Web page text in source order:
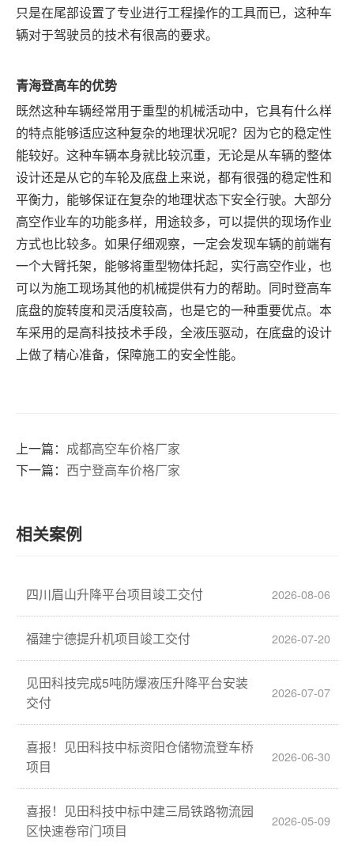
只是在尾部设置了专业进行工程操作的工具而已，这种车
辆对于驾驶员的技术有很高的要求。
青海登高车的优势
既然这种车辆经常用于重型的机械活动中，它具有什么样
的特点能够适应这种复杂的地理状况呢？因为它的稳定性
能较好。这种车辆本身就比较沉重，无论是从车辆的整体
设计还是从它的车轮及底盘上来说，都有很强的稳定性和
平衡力，能够保证在复杂的地理状态下安全行驶。大部分
高空作业车的功能多样，用途较多，可以提供的现场作业
方式也比较多。如果仔细观察，一定会发现车辆的前端有
一个大臂托架，能够将重型物体托起，实行高空作业，也
可以为施工现场其他的机械提供有力的帮助。同时登高车
底盘的旋转度和灵活度较高，也是它的一种重要优点。本
车采用的是高科技技术手段，全液压驱动，在底盘的设计
上做了精心准备，保障施工的安全性能。
上一篇： 成都高空车价格厂家
下一篇： 西宁登高车价格厂家
相关案例
四川眉山升降平台项目竣工交付 2026-08-06
福建宁德提升机项目竣工交付 2026-07-20
见田科技完成5吨防爆液压升降平台安装
交付
2026-07-07
喜报！见田科技中标资阳仓储物流登车桥
项目
2026-06-30
喜报！见田科技中标中建三局铁路物流园
区快速卷帘门项目
2026-05-09